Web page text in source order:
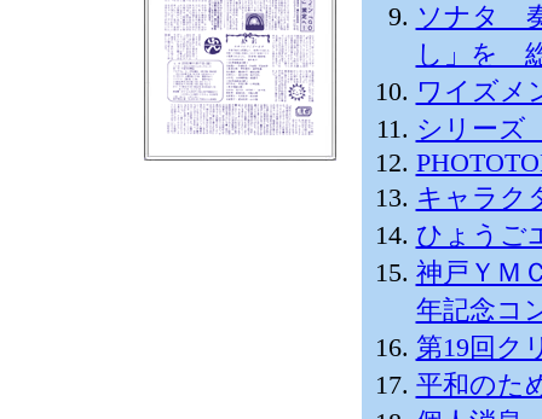
ソナタ
し」を
ワイズメ
シリーズ
キャラク
ひょうご
神戸ＹＭ
年記念コ
第19回ク
平和のた